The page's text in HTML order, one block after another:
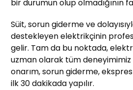
bir durumun olup olmadığının
Süit, sorun giderme ve
destekleyen elektrikçinin
gelir. Tam da bu noktada,
uzman olarak tüm deneyimimiz
onarım, sorun giderme,
ilk 30 dakikada yapılır.